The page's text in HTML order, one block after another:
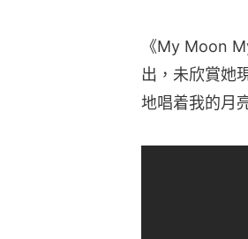
《My Moon
出，未欣賞她
地唱着我的月